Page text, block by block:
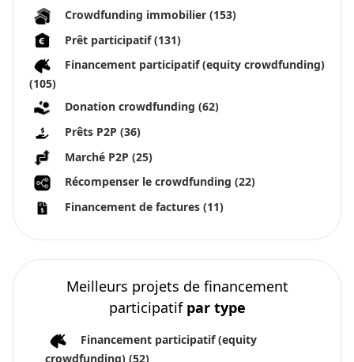
Crowdfunding immobilier (153)
Prêt participatif(131)
Financement participatif (equity crowdfunding)
(105)
Donation crowdfunding (62)
Prêts P2P (36)
Marché P2P (25)
Récompenser le crowdfunding (22)
Financement de factures (11)
Meilleurs projets de financement
participatif par type
Financement participatif (equity
crowdfunding) (52)